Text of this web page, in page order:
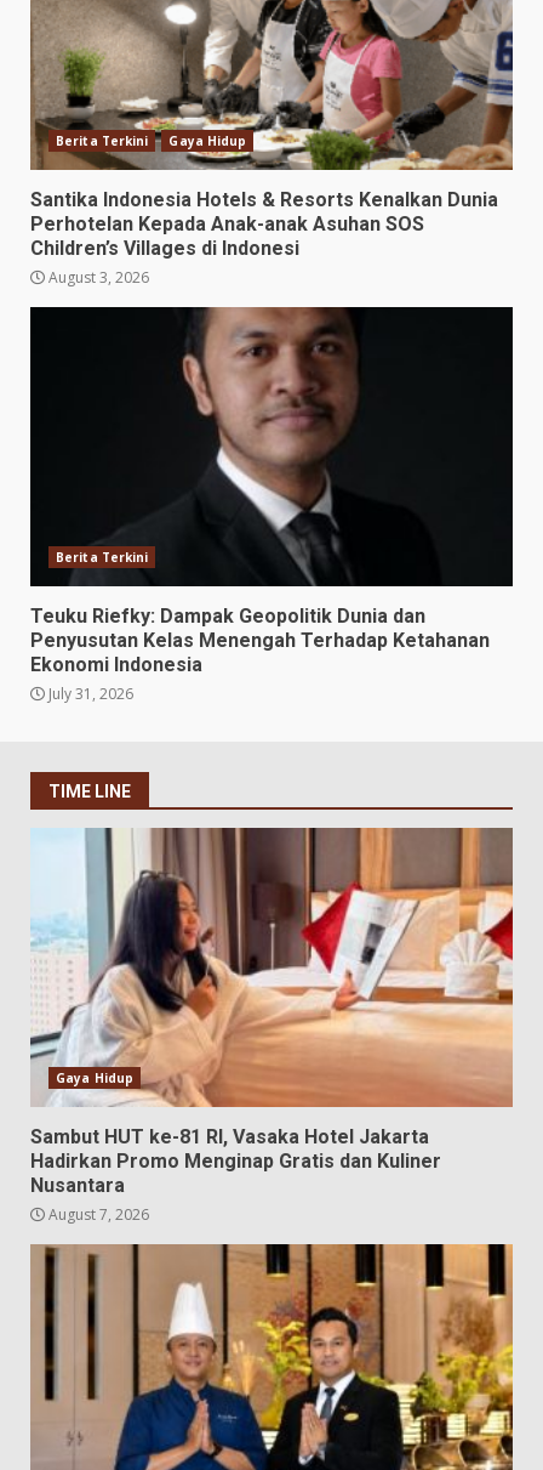
Berita Terkini Gaya Hidup
Santika Indonesia Hotels & Resorts Kenalkan Dunia
Perhotelan Kepada Anak-anak Asuhan SOS
Children’s Villages di Indonesi
August 3, 2026
Berita Terkini
Teuku Riefky: Dampak Geopolitik Dunia dan
Penyusutan Kelas Menengah Terhadap Ketahanan
Ekonomi Indonesia
July 31, 2026
TIME LINE
Gaya Hidup
Sambut HUT ke-81 RI, Vasaka Hotel Jakarta
Hadirkan Promo Menginap Gratis dan Kuliner
Nusantara
August 7, 2026